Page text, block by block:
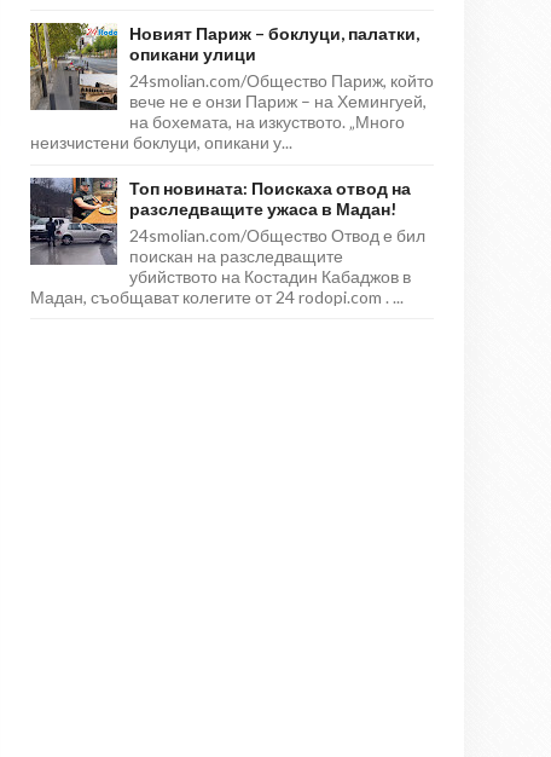
Новият Париж – боклуци, палатки,
опикани улици
24smolian.com/Общество Париж, който
вече не е онзи Париж – на Хемингуей,
на бохемата, на изкуството. „Много
неизчистени боклуци, опикани у...
Топ новината: Поискаха отвод на
разследващите ужаса в Мадан!
24smolian.com/Общество Отвод е бил
поискан на разследващите
убийството на Костадин Кабаджов в
Мадан, съобщават колегите от 24 rodopi.com . ...